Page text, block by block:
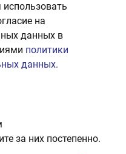
на
данных в
политики
данных.
за них постепенно.